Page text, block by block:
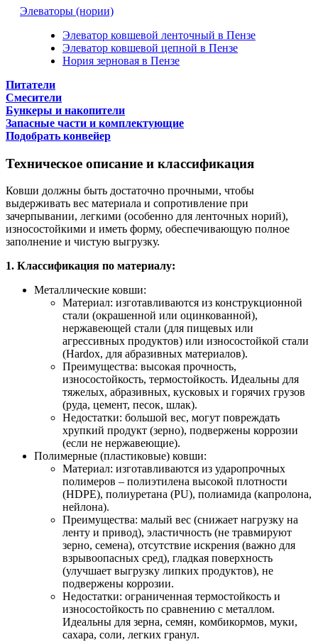
Элеваторы (нории)
Элеватор ковшевой ленточный в Пензе
Элеватор ковшевой цепной в Пензе
Нория зерновая в Пензе
Питатели
Смесители
Бункеры и накопители
Запасные части и комплектующие
Подобрать конвейер
Техническое описание и классификация
Ковши должны быть достаточно прочными, чтобы
выдерживать вес материала и сопротивление при
зачерпывании, легкими (особенно для ленточных норий),
износостойкими и иметь форму, обеспечивающую полное
заполнение и чистую выгрузку.
1. Классификация по материалу:
Металлические ковши:
Материал: изготавливаются из конструкционной
стали (окрашенной или оцинкованной),
нержавеющей стали (для пищевых или
агрессивных продуктов) или износостойкой стали
(Hardox, для абразивных материалов).
Преимущества: высокая прочность,
износостойкость, термостойкость. Идеальны для
тяжелых, абразивных, кусковых и горячих грузов
(руда, цемент, песок, шлак).
Недостатки: большой вес, могут повреждать
хрупкий продукт (зерно), подвержены коррозии
(если не нержавеющие).
Полимерные (пластиковые) ковши:
Материал: изготавливаются из ударопрочных
полимеров – полиэтилена высокой плотности
(HDPE), полиуретана (PU), полиамида (капролона,
нейлона).
Преимущества: малый вес (снижает нагрузку на
ленту и привод), эластичность (не травмируют
зерно, семена), отсутствие искрения (важно для
взрывоопасных сред), гладкая поверхность
(улучшает выгрузку липких продуктов), не
подвержены коррозии.
Недостатки: ограниченная термостойкость и
износостойкость по сравнению с металлом.
Идеальны для зерна, семян, комбикормов, муки,
сахара, соли, легких гранул.